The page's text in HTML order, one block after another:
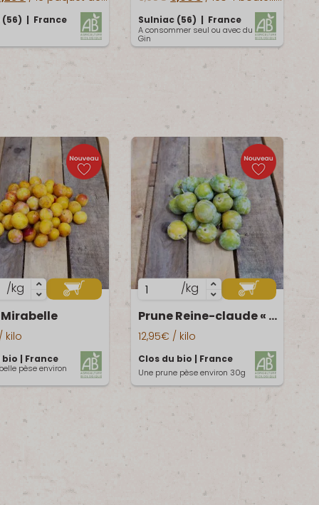
(56) | France Sulniac (56) | France
A consommer seul ou avec du
Gin
dry
Mirabelle
/ kilo
bio | France
pèse environ
/kg
Prune Reine-claude « Dorée »
12,95€ / kilo
Clos du bio | France
Une prune pèse environ 30g
quantité
Prune
Reine-
claude
"Dorée"
/kg